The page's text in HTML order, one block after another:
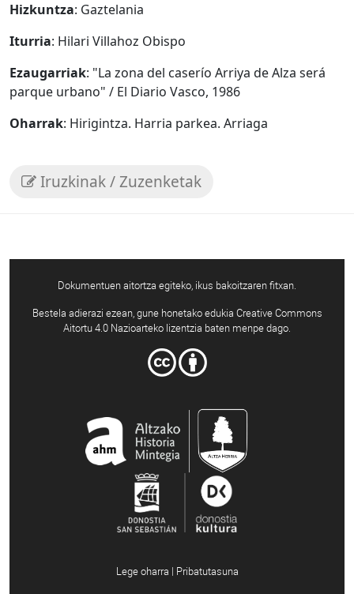
Hizkuntza: Gaztelania
Iturria: Hilari Villahoz Obispo
Ezaugarriak: "La zona del caserío Arriya de Alza será
parque urbano" / El Diario Vasco, 1986
Oharrak: Hirigintza. Harria parkea. Arriaga
Iruzkinak / Zuzenketak
Dokumentuen aitortza egiteko, ikus bakoitzaren fitxan.
Bestela adierazi ezean, gune honetako edukia Creative Commons
Aitortu 4.0 Nazioarteko lizentzia baten menpe dago.
Lege oharra | Pribatutasuna